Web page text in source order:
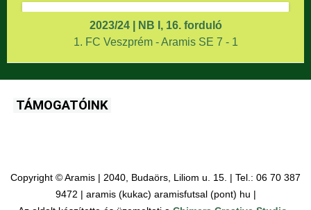
2023/24 | NB I, 16. forduló
1. FC Veszprém - Aramis SE 7 - 1
TÁMOGATÓINK
Copyright © Aramis | 2040, Budaörs, Liliom u. 15. | Tel.: 06 70 387
9472 | aramis (kukac) aramisfutsal (pont) hu |